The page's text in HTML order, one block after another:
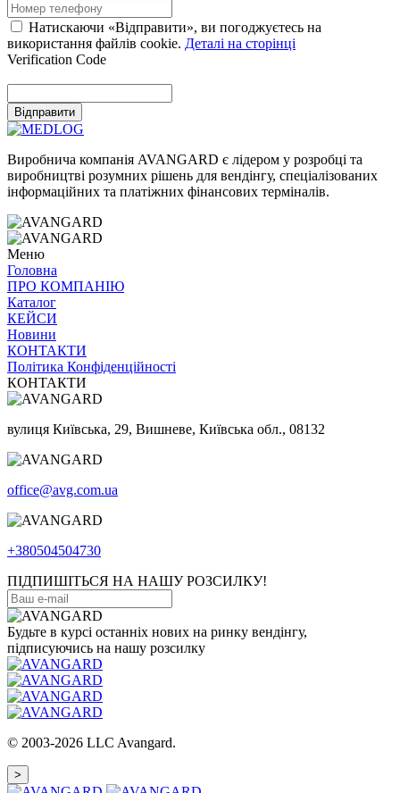
Натискаючи «Відправити», ви погоджуєтесь на
використання файлів cookie. Деталі на сторінці
Verification Code
Відправити
Виробнича компанія AVANGARD є лідером у розробці та
виробництві розумних рішень для вендінгу, спеціалізованих
інформаційних та платіжних фінансових терміналів.
Меню
Головна
ПРО КОМПАНІЮ
Каталог
КЕЙСИ
Новини
КОНТАКТИ
Політика Конфіденційності
КОНТАКТИ
вулиця Київська, 29, Вишневе, Київська обл., 08132
office@avg.com.ua
+380504504730
ПІДПИШІТЬСЯ НА НАШУ РОЗСИЛКУ!
Будьте в курсі останніх нових на ринку вендінгу,
підписуючись на нашу розсилку
© 2003-2026 LLC Avangard.
>